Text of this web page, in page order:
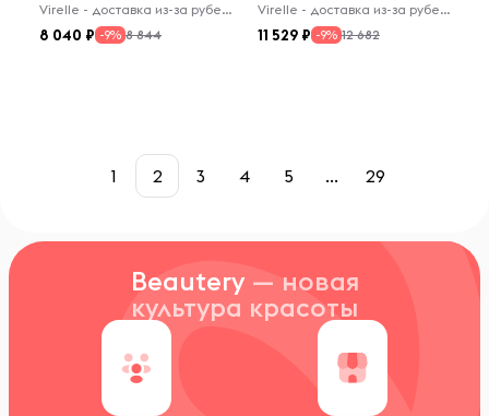
Virelle - доставка из-за рубежа
8 040 -9% 8 844
Virelle - доставка из-за рубежа
11 529 -9% 12 682
1 2 3 4 5 ... 29
Beautery — новая
культура красоты